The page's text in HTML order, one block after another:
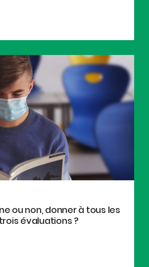
ou non, donner à tous les
évaluations ?